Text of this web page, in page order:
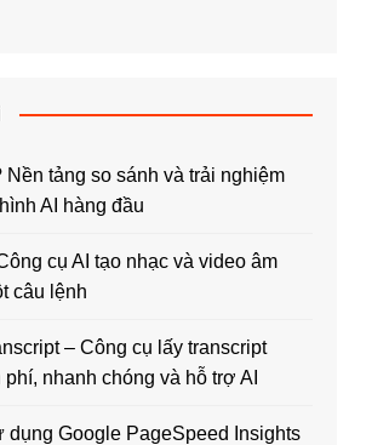
Nền tảng so sánh và trải nghiệm
AI hàng đầu
cụ AI tạo nhạc và video âm
câu lệnh
– Công cụ lấy transcript
nhanh chóng và hỗ trợ AI
dụng Google PageSpeed Insights